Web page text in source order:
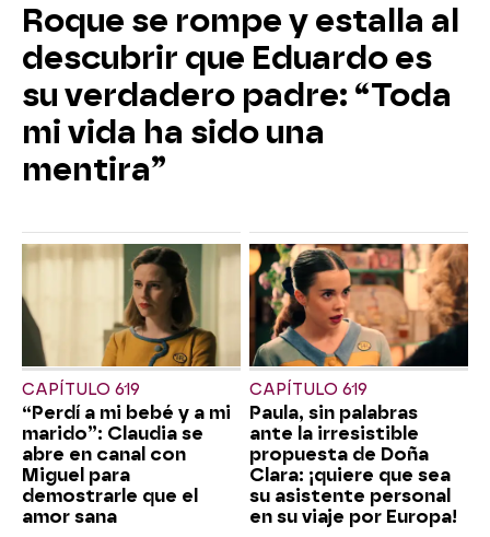
Roque se rompe y estalla al
descubrir que Eduardo es
su verdadero padre: “Toda
mi vida ha sido una
mentira”
CAPÍTULO 619
“Perdí a mi bebé y a mi
marido”: Claudia se
abre en canal con
Miguel para
demostrarle que el
amor sana
CAPÍTULO 619
Paula, sin palabras
ante la irresistible
propuesta de Doña
Clara: ¡quiere que sea
su asistente personal
en su viaje por Europa!